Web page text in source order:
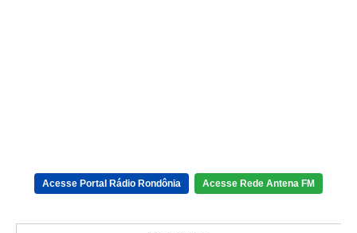
Acesse Portal Rádio Rondônia Acesse Rede Antena FM